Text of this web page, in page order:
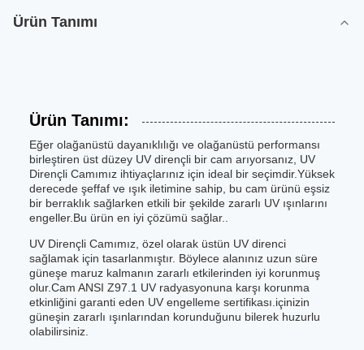
Ürün Tanımı
Ürün Tanımı:
Eğer olağanüstü dayanıklılığı ve olağanüstü performansı
birleştiren üst düzey UV dirençli bir cam arıyorsanız, UV
Dirençli Camımız ihtiyaçlarınız için ideal bir seçimdir.Yüksek
derecede şeffaf ve ışık iletimine sahip, bu cam ürünü eşsiz
bir berraklık sağlarken etkili bir şekilde zararlı UV ışınlarını
engeller.Bu ürün en iyi çözümü sağlar..
UV Dirençli Camımız, özel olarak üstün UV direnci
sağlamak için tasarlanmıştır. Böylece alanınız uzun süre
güneşe maruz kalmanın zararlı etkilerinden iyi korunmuş
olur.Cam ANSI Z97.1 UV radyasyonuna karşı korunma
etkinliğini garanti eden UV engelleme sertifikası.içinizin
güneşin zararlı ışınlarından korunduğunu bilerek huzurlu
olabilirsiniz.